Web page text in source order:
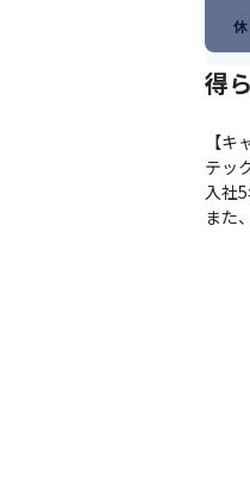
得
【キ
テッ
入社
また